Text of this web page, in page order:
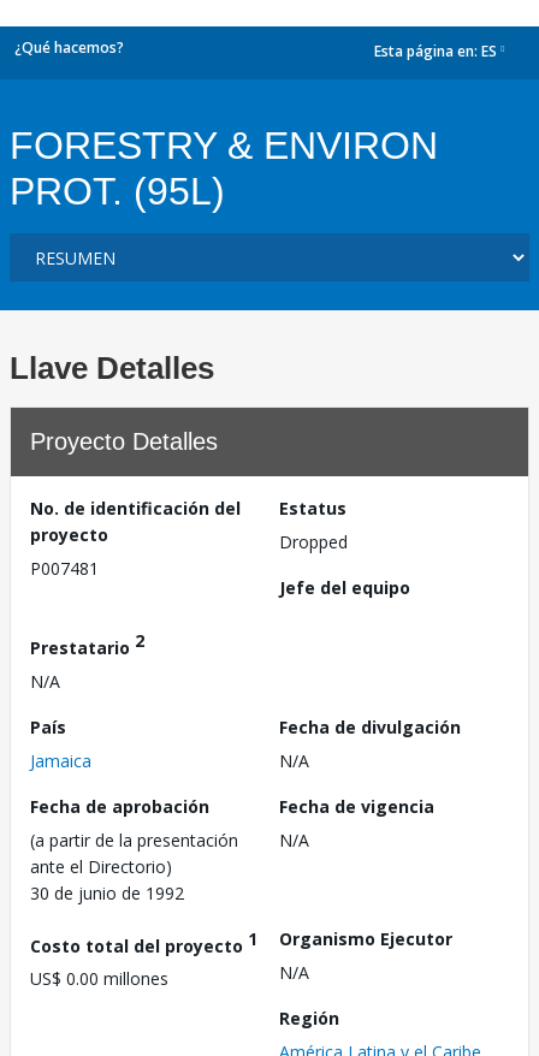
¿Qué hacemos? Esta página en: ES
FORESTRY & ENVIRON
PROT. (95L)
Llave Detalles
Proyecto Detalles
No. de identificación del
proyecto
P007481
Estatus
Dropped
Jefe del equipo
Prestatario 2
N/A
País
Jamaica
Fecha de divulgación
N/A
Fecha de aprobación
(a partir de la presentación
ante el Directorio)
30 de junio de 1992
Fecha de vigencia
N/A
Costo total del proyecto 1
US$ 0.00 millones
Organismo Ejecutor
N/A
Región
América Latina y el Caribe